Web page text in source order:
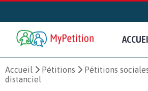
Accueil Pétitions Pétitions
distanciel